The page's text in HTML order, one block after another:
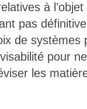
à
pas
de systèmes
pour
les